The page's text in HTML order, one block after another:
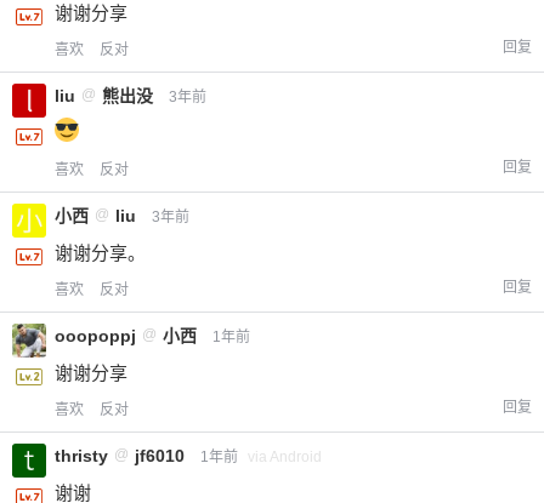
谢谢分享
喜欢 反对 回复
liu @ 熊出没 3年前
喜欢 反对 回复
小西 @ liu 3年前
谢谢分享。
喜欢 反对 回复
ooopoppj @ 小西 1年前
谢谢分享
喜欢 反对 回复
thristy @ jf6010 1年前 via Android
谢谢